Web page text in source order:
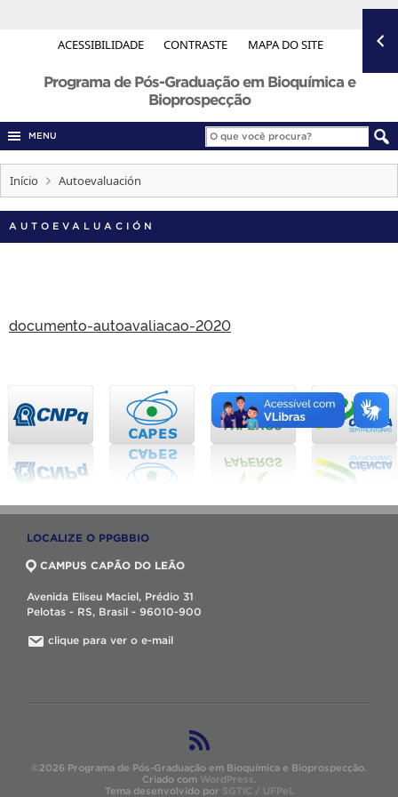
ACESSIBILIDADE CONTRASTE MAPA DO SITE
Programa de Pós-Graduação em Bioquímica e
Bioprospecção
MENU
Início Autoevaluación
AUTOEVALUACIÓN
documento-autoavaliacao-2020
LOCALIZE O PPGBBIO
CAMPUS CAPÃO DO LEÃO
Avenida Eliseu Maciel, Prédio 31
Pelotas - RS, Brasil - 96010-900
clique para ver o e-mail
©2026 Programa de Pós-Graduação em Bioquímica e Bioprospecção.
Criado com WordPress.
Tema desenvolvido por SGTIC / UFPel.